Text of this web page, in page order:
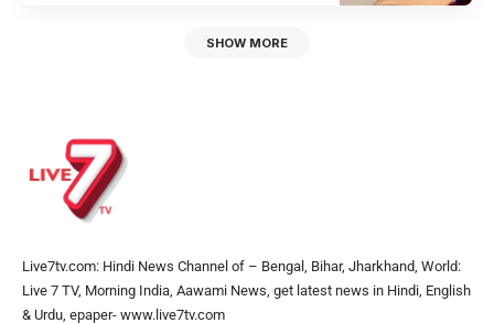
SHOW MORE
Live7tv.com: Hindi News Channel of – Bengal, Bihar, Jharkhand, World:
Live 7 TV, Morning India, Aawami News, get latest news in Hindi, English
& Urdu, epaper- www.live7tv.com